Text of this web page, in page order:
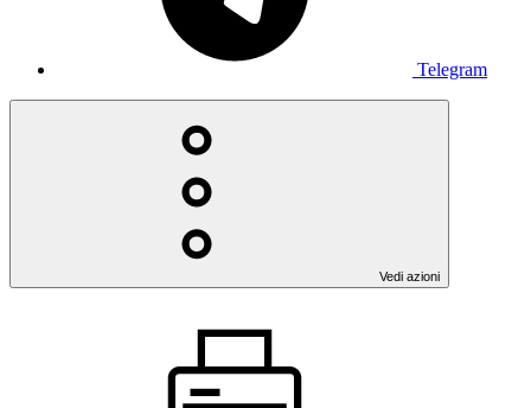
Telegram
Vedi azioni